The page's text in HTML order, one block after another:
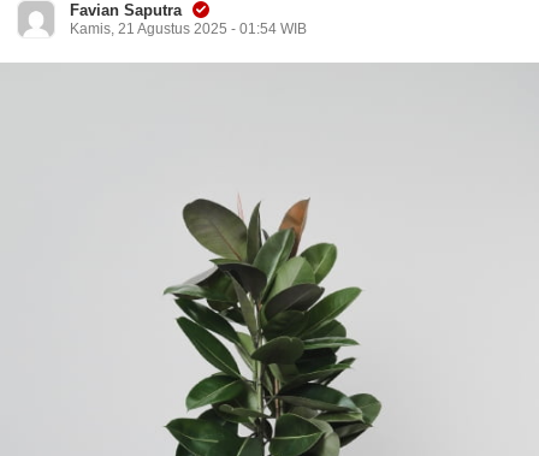
Favian Saputra
Kamis, 21 Agustus 2025 - 01:54 WIB